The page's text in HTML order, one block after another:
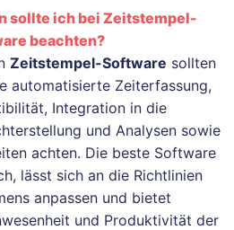
sollte ich bei Zeitstempel-
beachten?
Zeitstempel-Software sollten
automatisierte Zeiterfassung,
Integration in die
und Analysen sowie
achten. Die beste Software
lässt sich an die Richtlinien
anpassen und bietet
und Produktivität der